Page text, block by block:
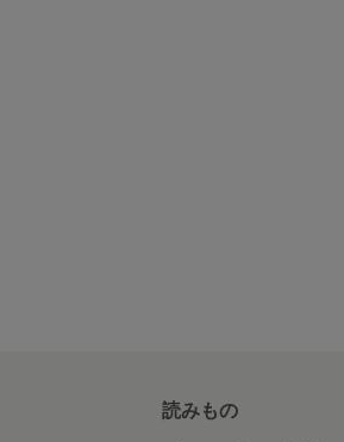
読みもの